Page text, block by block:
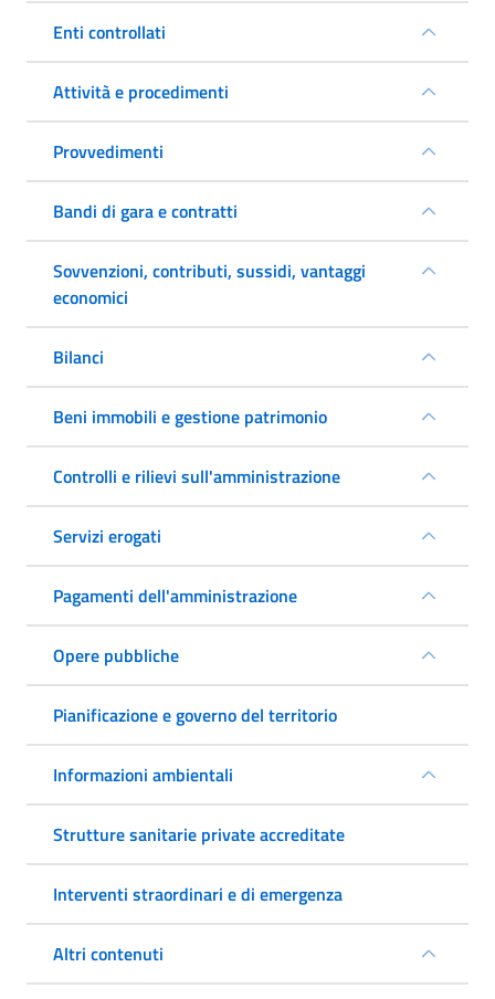
Enti controllati
Attività e procedimenti
Provvedimenti
Bandi di gara e contratti
Sovvenzioni, contributi, sussidi, vantaggi
economici
Bilanci
Beni immobili e gestione patrimonio
Controlli e rilievi sull'amministrazione
Servizi erogati
Pagamenti dell'amministrazione
Opere pubbliche
Pianificazione e governo del territorio
Informazioni ambientali
Strutture sanitarie private accreditate
Interventi straordinari e di emergenza
Altri contenuti